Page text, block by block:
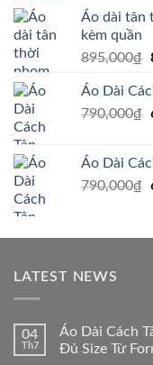
Áo dài tân
kèm quần
895,000₫
Áo Dài
790,000₫
Áo Dài
790,000₫
LATEST NEWS
04
Th7
Áo Dài Cách
Đủ Size Từ